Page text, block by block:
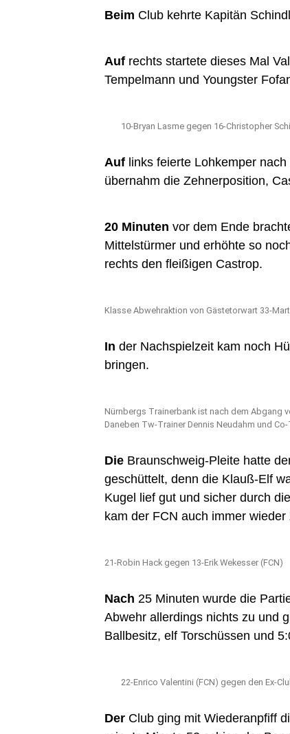
Beim Club kehrte Kapitän
Auf rechts startete dieses Mal
Tempelmann und Youngster
10-Bryan Lasme gegen 16-Christopher
Auf links feierte Lohkemper
übernahm die Zehnerposition,
20 Minuten vor dem Ende
Mittelstürmer und erhöhte so
rechts den fleißigen Castrop.
Klasse Abwehraktion von Gästetorwart 33-
In der Nachspielzeit kam noch
bringen.
Nürnbergs Trainerbank ist nach dem Abgang
Daneben Tw-Trainer Dennis Neudahm und
Die Braunschweig-Pleite hatte
geschüttelt, denn die Klauß-Elf
Kugel lief gut und sicher durch
kam der FCN auch immer
21-Robin Hack gegen 13-Erik Wekesser (FCN)
Nach 25 Minuten wurde die
Abwehr allerdings nichts zu und
Ballbesitz, elf Torschüssen und
22-Enrico Valentini (FCN) gegen den Ex-
Der Club ging mit Wiederanpfiff